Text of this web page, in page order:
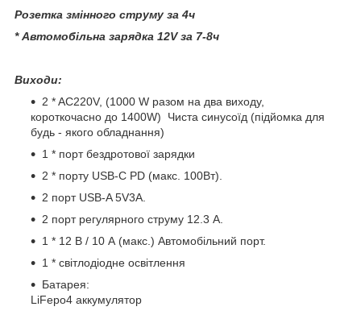
Розетка змінного струму за 4ч
* Автомобільна зарядка 12V за 7-8ч
Виходи:
2 * AC220V, (1000 W разом на два виходу,
короткочасно до 1400W) Чиста синусоїд (підйомка для
будь - якого обладнання)
1 * порт бездротової зарядки
2 * порту USB-C PD (макс. 100Вт).
2 порт USB-A 5V3A.
2 порт регулярного струму 12.3 А.
1 * 12 В / 10 А (макс.) Автомобільний порт.
1 * світлодіодне освітлення
Батарея:
LiFepo4 аккумулятор